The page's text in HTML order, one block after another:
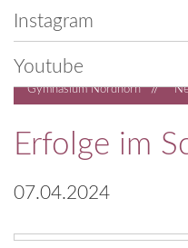
Instagram
Youtube
Gymnasium Nordhorn //
Erfolge im
07.04.2024